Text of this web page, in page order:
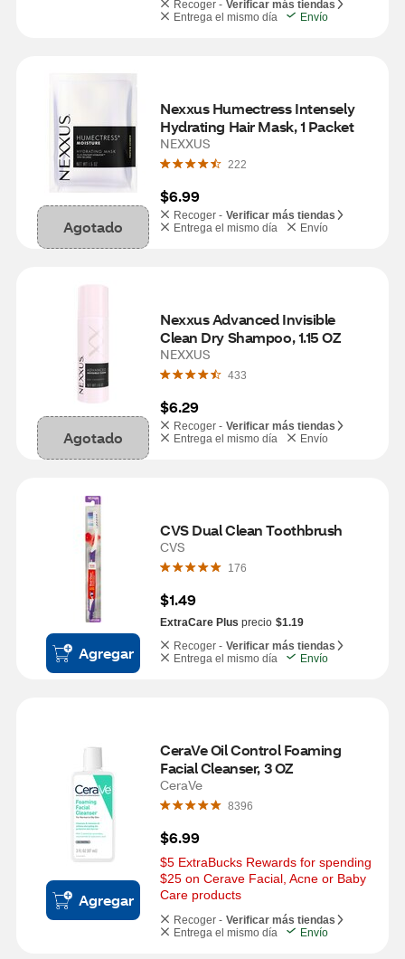
Recoger - Verificar más tiendas
Entrega el mismo día
Envío
Agotado
Nexxus Humectress Intensely
Hydrating Hair Mask, 1 Packet
NEXXUS
222
$6.99
Recoger - Verificar más tiendas
Entrega el mismo día
Envío
Agotado
Nexxus Advanced Invisible
Clean Dry Shampoo, 1.15 OZ
NEXXUS
433
$6.29
Recoger - Verificar más tiendas
Entrega el mismo día
Envío
Agregar
CVS Dual Clean Toothbrush
CVS
176
$1.49
ExtraCare Plus precio $1.19
Recoger - Verificar más tiendas
Entrega el mismo día
Envío
Agregar
CeraVe Oil Control Foaming
Facial Cleanser, 3 OZ
CeraVe
8396
$6.99
$5 ExtraBucks Rewards for spending
$25 on Cerave Facial, Acne or Baby
Care products
Recoger - Verificar más tiendas
Entrega el mismo día
Envío